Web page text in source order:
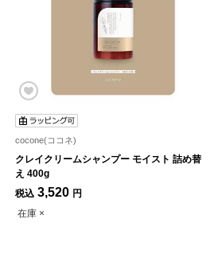
cocone(ココネ)
クレイクリームシャンプー モイスト 詰め替
え 400g
税込 3,520 円
在庫 ×